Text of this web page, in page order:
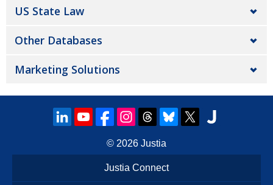
US State Law
Other Databases
Marketing Solutions
© 2026 Justia
Justia Connect